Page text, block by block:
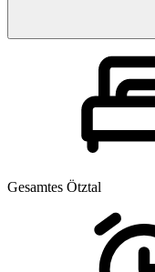
Gesamtes Ötztal